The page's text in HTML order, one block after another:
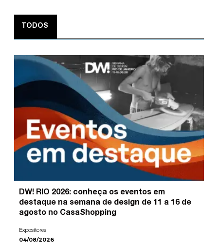
TODOS
DW! RIO 2026: conheça os eventos em
destaque na semana de design de 11 a 16 de
agosto no CasaShopping
Expositores
04/08/2026